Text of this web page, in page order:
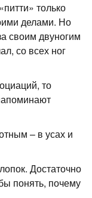
только
делами. Но
своим двуногим
со всех ног
то
– в усах и
Достаточно
понять, почему